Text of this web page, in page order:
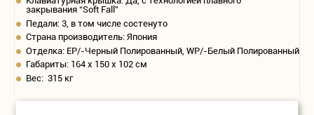
закрывания “Soft Fall”
Педали: 3, в том числе состенуто
Страна производитель: Япония
Отделка: EP/-Черный Полированный, WP/-Белый Полированный
Габариты: 164 х 150 х 102 см
Вес: 315 кг